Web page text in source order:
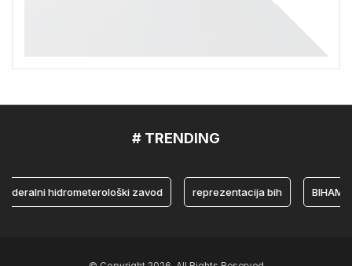
# TRENDING
hidrometerološki zavod reprezentacija bih BIHAMK